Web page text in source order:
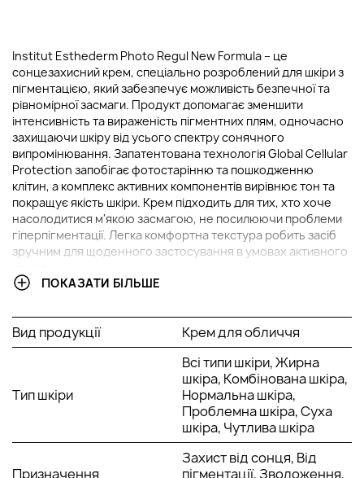
Institut Esthederm Photo Regul New Formula – це
сонцезахисний крем, спеціально розроблений для шкіри з
пігментацією, який забезпечує можливість безпечної та
рівномірної засмаги. Продукт допомагає зменшити
інтенсивність та вираженість пігментних плям, одночасно
захищаючи шкіру від усього спектру сонячного
випромінювання. Запатентована технологія Global Cellular
Protection запобігає фотостарінню та пошкодженню
клітин, а комплекс активних компонентів вирівнює тон та
покращує якість шкіри. Крем підходить для тих, хто хоче
насолодитися м'якою засмагою, не посилюючи проблеми
гіперпігментації. Легка комфортна текстура робить засіб
зручним для щоденного застосування в умовах активного
Технологія Global Cellular Protection: Ця інноваційна
система захищає клітини шкіри від пошкоджень,
викликаних усім спектром сонячного
випромінювання, включаючи UVA, UVB,
інфрачервоне та видиме. Вона запобігає
фотостарінню, підтримує здоров'я клітин та
допомагає зберегти молодий та свіжий вигляд шкіри
навіть при інтенсивному сонці.
Технологія Photo Regul:Запатентований комплекс
ПОКАЗАТИ БІЛЬШЕ
Вид продукції Крем для обличчя
Тип шкіри
Всі типи шкіри, Жирна
шкіра, Комбінована шкіра,
Нормальна шкіра,
Проблемна шкіра, Суха
шкіра, Чутлива шкіра
Призначення
Захист від сонця, Від
пігментації, Зволоження,